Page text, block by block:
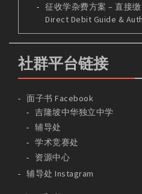
征收学杂费方案 – 直接
Direct Debit Guide &
社群平台链接
面子书 Facebook
吉隆坡中华独立中学
辅导处
学术竞赛处
资源中心
辅导处 Instagram